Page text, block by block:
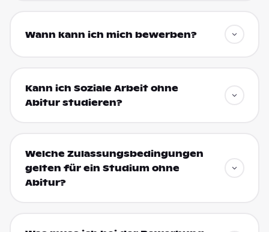
Wann kann ich mich bewerben?
Kann ich Soziale Arbeit ohne
Abitur studieren?
Welche Zulassungsbedingungen
gelten für ein Studium ohne
Abitur?